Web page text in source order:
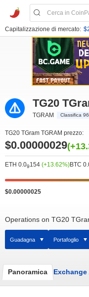
Capitalizzazione di mercato:
TG20
TGRAM Classifica
TG20 TGram TGRAM prezzo:
$0.00000029
ETH 0.09154 (+13.62%)BTC
$0.00000025
Operations on TG20
Guadagna Portafoglio
Panoramica Exchange